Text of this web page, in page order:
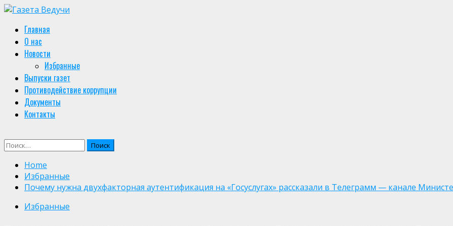
Skip
content
Primary
Menu
Главная
О нас
Новости
Избранные
Выпуски газет
Противодействие коррупции
Документы
Контакты
Найти:
Home
Избранные
Почему нужна двухфакторная аутентификация на «Госуслугах» рассказали в Телеграмм — канале
Избранные